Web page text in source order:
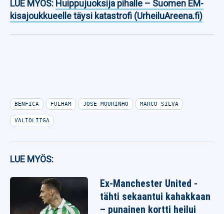
LUE MYÖS: Huippujuoksija pihalle – Suomen EM-
kisajoukkueelle täysi katastrofi (UrheiluAreena.fi)
BENFICA FULHAM JOSE MOURINHO MARCO SILVA
VALIOLIIGA
LUE MYÖS:
Ex-Manchester United -
tähti sekaantui kahakkaan
– punainen kortti heilui